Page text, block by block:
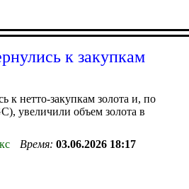
к закупкам
к нетто-закупкам золота и, по
увеличили объем золота в
Время: 03.06.2026 18:17